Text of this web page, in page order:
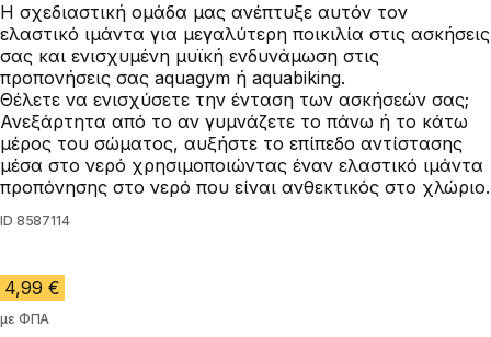
Η σχεδιαστική ομάδα μας ανέπτυξε αυτόν τον
ελαστικό ιμάντα για μεγαλύτερη ποικιλία στις ασκήσεις
σας και ενισχυμένη μυϊκή ενδυνάμωση στις
προπονήσεις σας aquagym ή aquabiking.
Θέλετε να ενισχύσετε την ένταση των ασκήσεών σας;
Ανεξάρτητα από το αν γυμνάζετε το πάνω ή το κάτω
μέρος του σώματος, αυξήστε το επίπεδο αντίστασης
μέσα στο νερό χρησιμοποιώντας έναν ελαστικό ιμάντα
προπόνησης στο νερό που είναι ανθεκτικός στο χλώριο.
ID 8587114
4,99 €
με ΦΠΑ